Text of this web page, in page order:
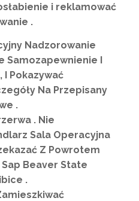
i reklamować
.
Nadzorowanie
Samozapewnienie I
I Pokazywać
Na Przepisany
.
. Nie
Sala Operacyjna
Z Powrotem
Beaver State
.